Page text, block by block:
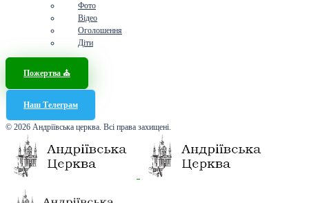
Фото
Відео
Оголошення
Діти
Пожертва ⛪️
Наш Телеграм
© 2026 Андріївська церква. Всі права захищені.